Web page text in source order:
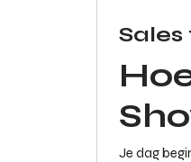
Sales
Je dag